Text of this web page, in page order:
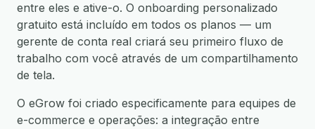
entre eles e ative-o. O onboarding personalizado
gratuito está incluído em todos os planos — um
gerente de conta real criará seu primeiro fluxo de
trabalho com você através de um compartilhamento
de tela.
O eGrow foi criado especificamente para equipes de
e-commerce e operações: a integração entre